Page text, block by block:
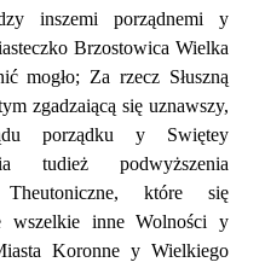
inszemi porządnemi у
Brzostowica Wielka
mogło; Za rzecz Słuszną
zgadzaiącą się uznawszy,
porządku у Swiętey
tudież podwyższenia
które się
wszelkie inne Wolności у
Koronne у Wielkiego